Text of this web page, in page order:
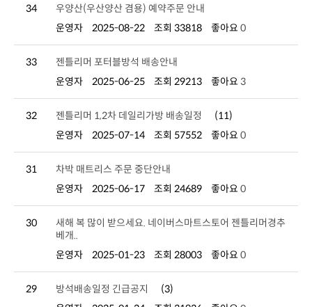
34
우양산(우산양산 겸용) 예약주문 안내
운영자
2025-08-22 조회 33818 좋아요 0
33
젠틀리머 포터블방석 배송안내
운영자
2025-06-25 조회 29213 좋아요 3
32 젠틀리머 1,2차 데일리가방 배송일정
(11)
운영자
2025-07-14 조회 57552 좋아요 0
31
차박 매트리스 주문 중단안내
운영자
2025-06-17 조회 24689 좋아요 0
30
베개..
운영자
2025-01-23 조회 28003 좋아요 0
29 방석배송일정 긴급공지
(3)